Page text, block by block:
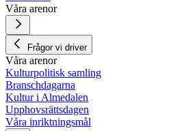
Våra arenor
Frågor vi driver
Våra arenor
Kulturpolitisk samling
Branschdagarna
Kultur i Almedalen
Upphovsrättsdagen
Våra inriktningsmål